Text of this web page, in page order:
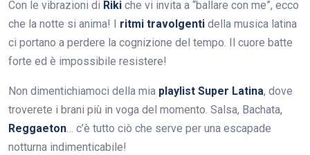
Con le vibrazioni di Riki che vi invita a “ballare con me”, ecco
che la notte si anima! I ritmi travolgenti della musica latina
ci portano a perdere la cognizione del tempo. Il cuore batte
forte ed è impossibile resistere!
Non dimentichiamoci della mia playlist Super Latina, dove
troverete i brani più in voga del momento. Salsa, Bachata,
Reggaeton… c’è tutto ciò che serve per una escapade
notturna indimenticabile!